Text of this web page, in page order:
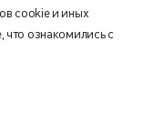
в мессенджерах
проходит
cookie и иных
что ознакомились с